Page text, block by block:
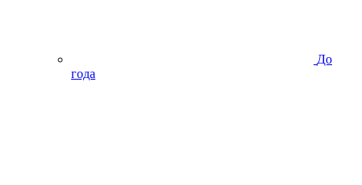
До
года